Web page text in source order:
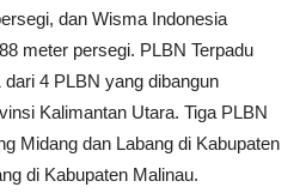
dan Wisma Indonesia
meter persegi. PLBN Terpadu
4 PLBN yang dibangun
Kalimantan Utara. Tiga PLBN
Midang dan Labang di Kabupaten
di Kabupaten Malinau.